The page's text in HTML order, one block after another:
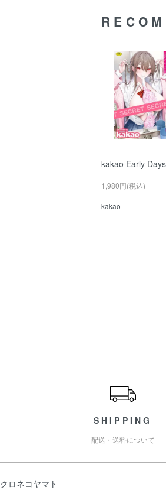
kakao Early Days
1,980円(税込)
kakao
SHIPPING
配送・送料について
クロネコヤマト